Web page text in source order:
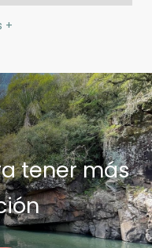
+
tener más